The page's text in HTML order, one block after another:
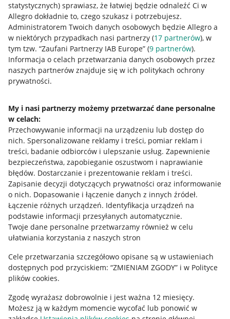
statystycznych) sprawiasz, że łatwiej będzie odnaleźć Ci w
Allegro dokładnie to, czego szukasz i potrzebujesz.
Administratorem Twoich danych osobowych będzie Allegro a
w niektórych przypadkach nasi partnerzy (17 partnerów), w
tym tzw. “Zaufani Partnerzy IAB Europe” (9 partnerów).
Informacja o celach przetwarzania danych osobowych przez
naszych partnerów znajduje się w ich politykach ochrony
prywatności.
My i nasi partnerzy możemy przetwarzać dane personalne
w celach:
Przechowywanie informacji na urządzeniu lub dostęp do
nich. Spersonalizowane reklamy i treści, pomiar reklam i
treści, badanie odbiorców i ulepszanie usług. Zapewnienie
bezpieczeństwa, zapobieganie oszustwom i naprawianie
błędów. Dostarczanie i prezentowanie reklam i treści.
Zapisanie decyzji dotyczących prywatności oraz informowanie
o nich. Dopasowanie i łączenie danych z innych źródeł.
Łączenie różnych urządzeń. Identyfikacja urządzeń na
podstawie informacji przesyłanych automatycznie.
Twoje dane personalne przetwarzamy również w celu
ułatwiania korzystania z naszych stron
Cele przetwarzania szczegółowo opisane są w ustawieniach
dostępnych pod przyciskiem: “ZMIENIAM ZGODY” i w Polityce
plików cookies.
Zgodę wyrażasz dobrowolnie i jest ważna 12 miesięcy.
Możesz ją w każdym momencie wycofać lub ponowić w
Przydatne informacje
Jak to działa
Allegro Gadane dla sprzedających
Allegro Gadane dla kupujących
Mapa miejscowości
Informacje prawne
Regulamin
Polityka plików "cookies"
Ustawienia plików "cookies"
Udostępnianie lokalizacji
Informacje dla Aktu o Usługach Cyfrowych
Pobierz aplikację